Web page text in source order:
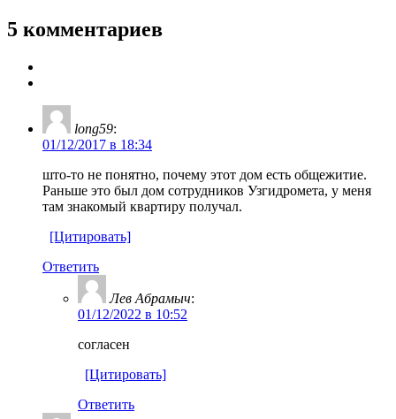
5 комментариев
long59:
01/12/2017 в 18:34
што-то не понятно, почему этот дом есть общежитие.
Раньше это был дом сотрудников Узгидромета, у меня
там знакомый квартиру получал.
[Цитировать]
Ответить
Лев Абрамыч:
01/12/2022 в 10:52
согласен
[Цитировать]
Ответить